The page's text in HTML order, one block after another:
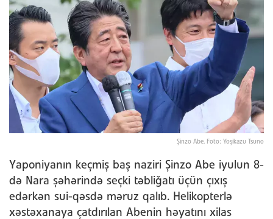
Şinzo Abe. Foto: Yoşikazu Tsuno
Yaponiyanın keçmiş baş naziri Şinzo Abe iyulun 8-
də Nara şəhərində seçki təbliğatı üçün çıxış
edərkən sui-qəsdə məruz qalıb. Helikopterlə
xəstəxanaya çatdırılan Abenin həyatını xilas